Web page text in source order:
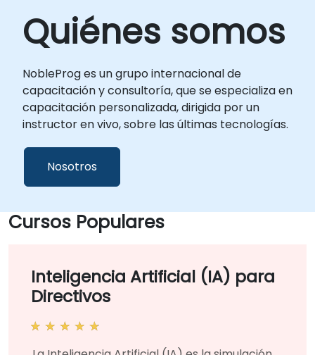
Quiénes somos
NobleProg es un grupo internacional de
capacitación y consultoría, que se especializa en
capacitación personalizada, dirigida por un
instructor en vivo, sobre las últimas tecnologías.
Nosotros
Cursos Populares
Inteligencia Artificial (IA) para
Directivos